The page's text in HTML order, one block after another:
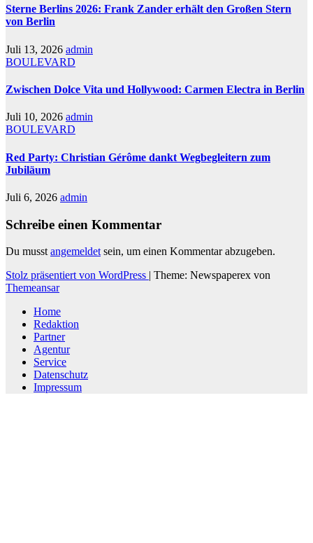
Sterne Berlins 2026: Frank Zander erhält den Großen Stern
von Berlin
Juli 13, 2026 admin
BOULEVARD
Zwischen Dolce Vita und Hollywood: Carmen Electra in Berlin
Juli 10, 2026 admin
BOULEVARD
Red Party: Christian Gérôme dankt Wegbegleitern zum
Jubiläum
Juli 6, 2026 admin
Schreibe einen Kommentar
Du musst angemeldet sein, um einen Kommentar abzugeben.
Stolz präsentiert von WordPress | Theme: Newspaperex von
Themeansar
Home
Redaktion
Partner
Agentur
Service
Datenschutz
Impressum